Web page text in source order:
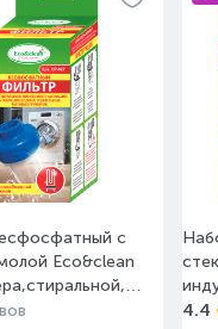
с
Eco&clean
машины (CP-
4.4